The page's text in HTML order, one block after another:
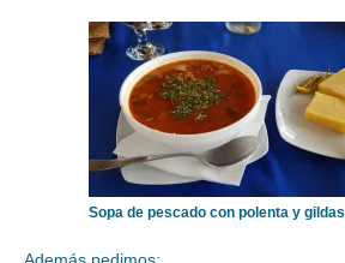
Sopa de pescado con polenta y gildas